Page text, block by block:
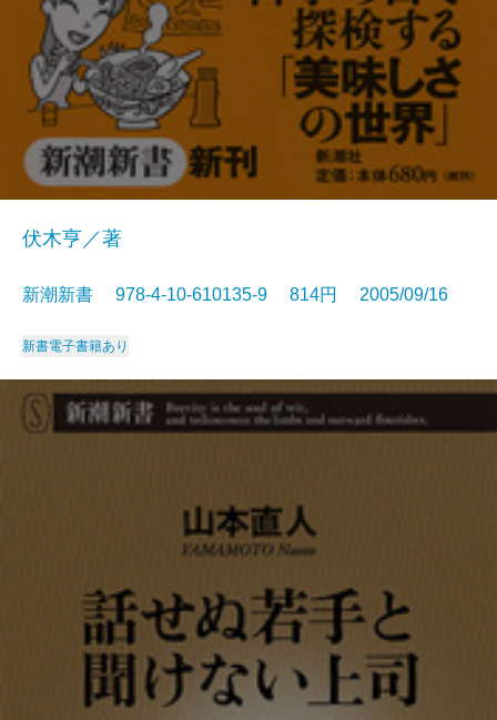
伏木亨／著
新潮新書 978-4-10-610135-9 814円 2005/09/16
新書電子書籍あり